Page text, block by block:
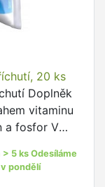
20 ks
Doplněk
vitaminu
a fosfor V
> 5 ks Odesíláme
v pondělí